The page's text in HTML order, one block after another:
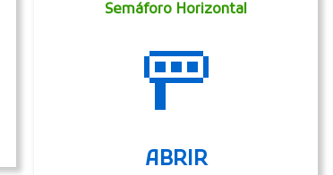
Semáforo Horizontal
🚥
ABRIR